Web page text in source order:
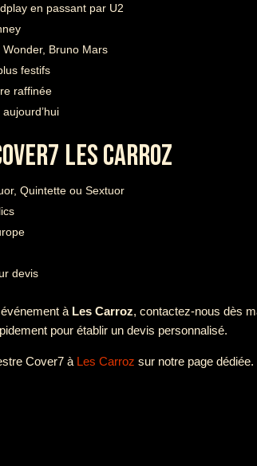
en passant par U2
Bruno Mars
festifs
raffinée
LES CARROZ
Quintette ou Sextuor
devis
à Les Carroz, contactez-nous dès
pour établir un devis personnalisé.
Cover7 à Les Carroz sur notre page dédiée.